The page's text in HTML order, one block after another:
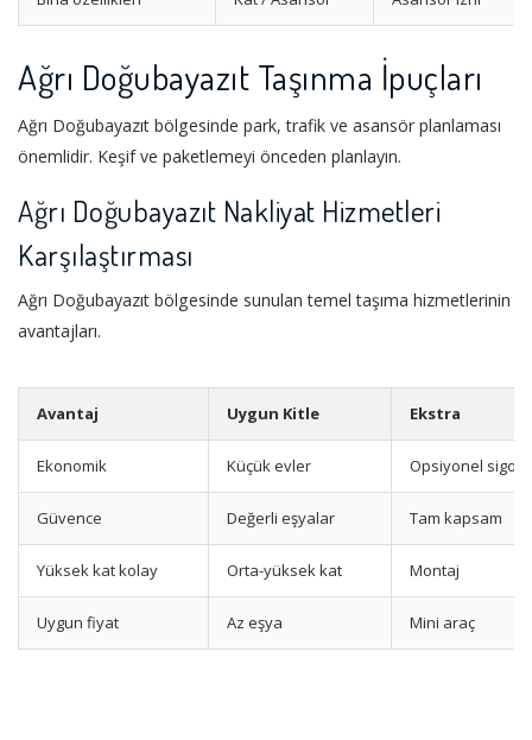
Ağrı Doğubayazıt Taşınma İpuçları
Ağrı Doğubayazıt bölgesinde park, trafik ve asansör planlaması
önemlidir. Keşif ve paketlemeyi önceden planlayın.
Ağrı Doğubayazıt Nakliyat Hizmetleri
Karşılaştırması
Ağrı Doğubayazıt bölgesinde sunulan temel taşıma hizmetlerinin
avantajları.
Avantaj Uygun Kitle Ekstra
Ekonomik Küçük evler Opsiyonel
Güvence Değerli eşyalar Tam kapsam
Yüksek kat kolay Orta-yüksek kat Montaj
Uygun fiyat Az eşya Mini araç